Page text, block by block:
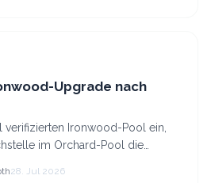
Upgrade nach
verifizierten Ironwood-Pool ein,
im Orchard-Pool die
Token ermöglichte.
28. Jul 2026